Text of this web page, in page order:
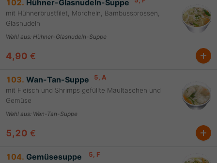
102. Hühner-Glasnudeln-Suppe
mit Hühnerbrustfilet, Morcheln, Bambussprossen,
Glasnudeln
Wahl aus: Hühner-Glasnudeln-Suppe
4,90 €
103. Wan-Tan-Suppe 5 , A
mit Fleisch und Shrimps gefüllte Maultaschen und
Gemüse
Wahl aus: Wan-Tan-Suppe
5,20 €
104. Gemüsesuppe 5 , F